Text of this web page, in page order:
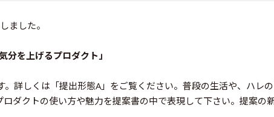
ました。
を上げるプロダクト」
。詳しくは「提出形態A」をご覧ください。普段の生活や、ハレ
ダクトの使い方や魅力を提案書の中で表現して下さい。提案の